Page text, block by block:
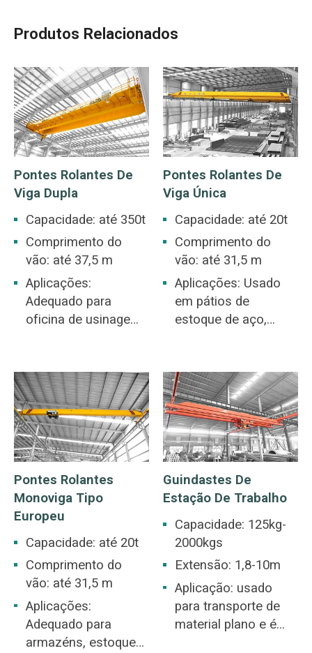
Produtos Relacionados
Pontes Rolantes De
Viga Dupla
Capacidade: até 350t
Comprimento do
vão: até 37,5 m
Aplicações:
Adequado para
oficina de usinagem,
armazém, pátio de
estocagem, estação
de energia, oficina da
indústria leve e têxtil,
oficina da indústria
alimentícia.
Pontes Rolantes De
Viga Única
Capacidade: até 20t
Comprimento do
vão: até 31,5 m
Aplicações: Usado
em pátios de
estoque de aço,
fábricas, portos e
construção de
navios, etc. ponte
rolante uma
característica
comum de muitos
locais de trabalho
industriais que
atendem a várias
aplicações de
elevação.
Pontes Rolantes
Monoviga Tipo
Europeu
Capacidade: até 20t
Comprimento do
vão: até 31,5 m
Aplicações:
Adequado para
armazéns, estoques
Guindastes De
Estação De Trabalho
Capacidade: 125kg-
2000kgs
Extensão: 1,8-10m
Aplicação: usado
para transporte de
material plano e é